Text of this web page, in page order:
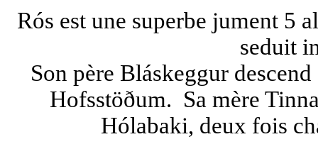
Rós est une superbe jument 5
seduit
Son père Bláskeggur
Hofsstöðum. Sa mère
Hólabaki, deux fois